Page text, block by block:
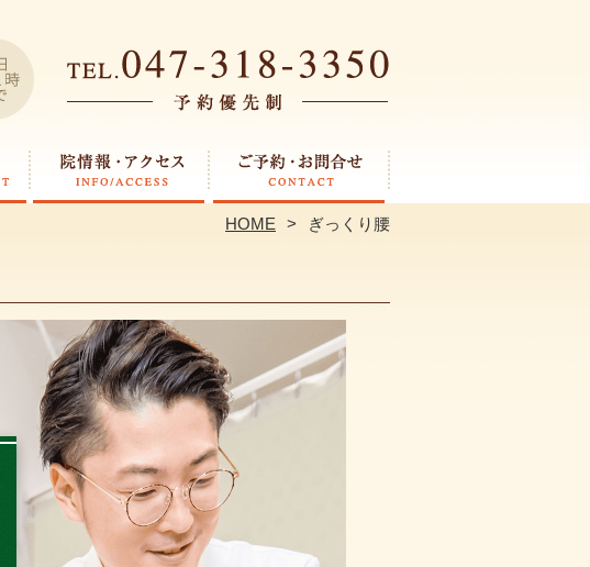
HOME ぎっくり腰